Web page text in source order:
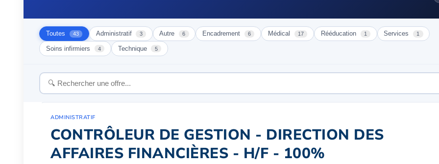
Toutes 43 Administratif 3 Autre 6 Encadrement 6 Médical 17 Rééducation 1 Services 1
Soins infirmiers 4 Technique 5
ADMINISTRATIF
CONTRÔLEUR DE GESTION - DIRECTION DES
AFFAIRES FINANCIÈRES - H/F - 100%